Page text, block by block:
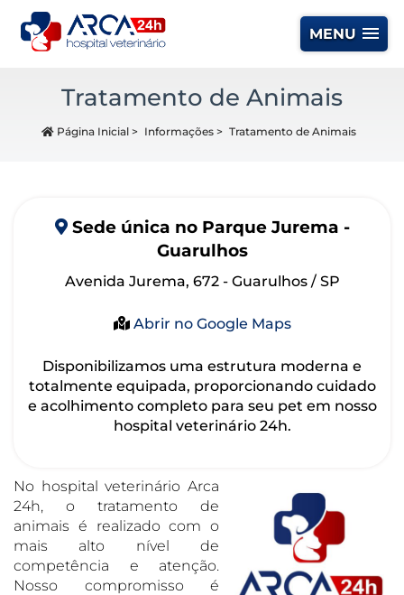
MENU
Tratamento de Animais
Página Inicial > Informações > Tratamento de Animais
Sede única no Parque Jurema -
Guarulhos
Avenida Jurema, 672 - Guarulhos / SP
Abrir no Google Maps
Disponibilizamos uma estrutura moderna e
totalmente equipada, proporcionando cuidado
e acolhimento completo para seu pet em nosso
hospital veterinário 24h.
No hospital veterinário Arca
24h, o tratamento de
animais é realizado com o
mais alto nível de
competência e atenção.
Nosso compromisso é